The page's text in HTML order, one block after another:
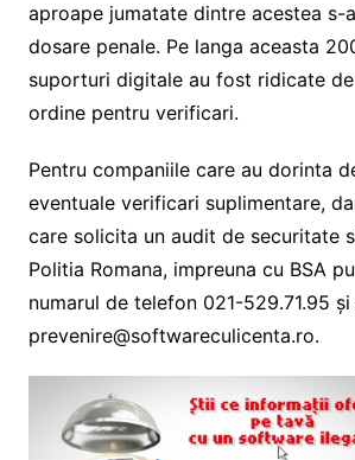
aproape jumatate dintre acestea s-
dosare penale. Pe langa aceasta
suporturi digitale au fost ridicate
ordine pentru verificari.
Pentru companiile care au dorinta
eventuale verificari suplimentare,
care solicita un audit de securitate
Politia Romana, impreuna cu BSA
numarul de telefon 021-529.71.95
prevenire@softwareculicenta.ro.